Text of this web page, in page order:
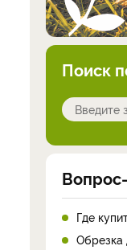
Поиск
Где
Обрезка